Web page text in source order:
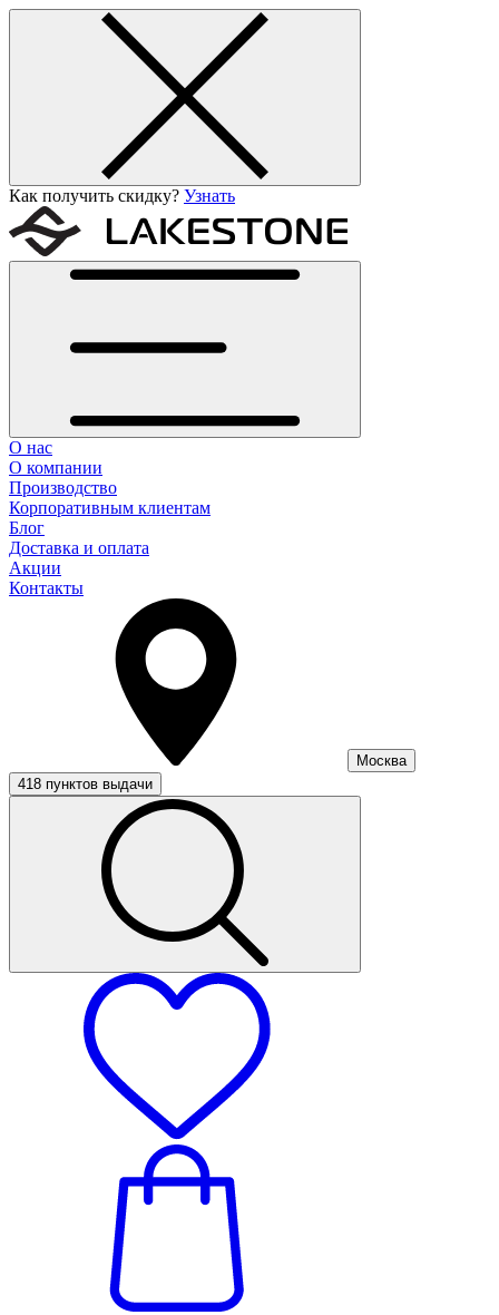
Как получить скидку? Узнать
О нас
О компании
Производство
Корпоративным клиентам
Блог
Доставка и оплата
Акции
Контакты
Москва
418 пунктов выдачи